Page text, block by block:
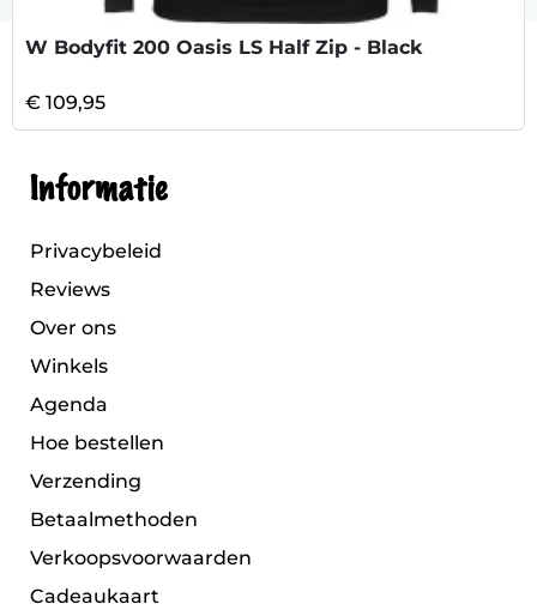
W Bodyfit 200 Oasis LS Half Zip - Black
€ 109,95
Informatie
Privacybeleid
Reviews
Over ons
Winkels
Agenda
Hoe bestellen
Verzending
Betaalmethoden
Verkoopsvoorwaarden
Cadeaukaart